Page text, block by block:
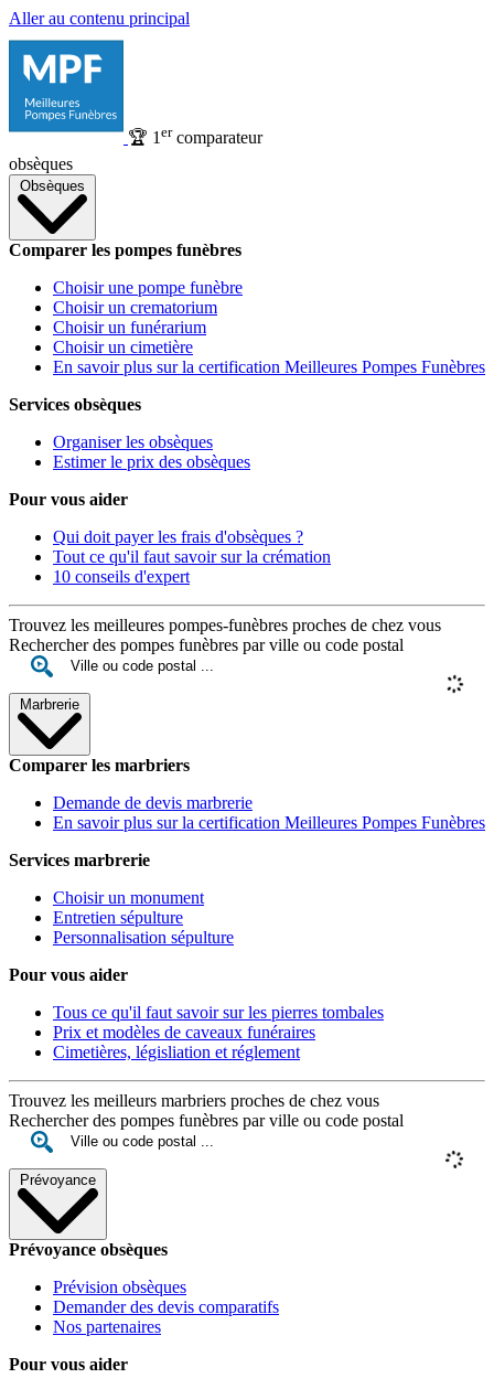
Aller au contenu principal
🏆 1 ercomparateur
obsèques
Obsèques
Comparer les pompes funèbres
Choisir une pompe funèbre
Choisir un crematorium
Choisir un funérarium
Choisir un cimetière
En savoir plus sur la certification Meilleures Pompes Funèbres
Services obsèques
Organiser les obsèques
Estimer le prix des obsèques
Pour vous aider
Qui doit payer les frais d'obsèques ?
Tout ce qu'il faut savoir sur la crémation
10 conseils d'expert
Trouvez les meilleures pompes-funèbres proches de chez vous
Rechercher des pompes funèbres par ville ou code postal
Marbrerie
Comparer les marbriers
Demande de devis marbrerie
En savoir plus sur la certification Meilleures Pompes Funèbres
Services marbrerie
Choisir un monument
Entretien sépulture
Personnalisation sépulture
Pour vous aider
Tous ce qu'il faut savoir sur les pierres tombales
Prix et modèles de caveaux funéraires
Cimetières, législiation et réglement
Trouvez les meilleurs marbriers proches de chez vous
Rechercher des pompes funèbres par ville ou code postal
Prévoyance
Prévoyance obsèques
Prévision obsèques
Demander des devis comparatifs
Nos partenaires
Pour vous aider